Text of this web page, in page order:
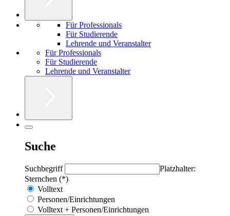
Für Professionals
Für Studierende
Lehrende und Veranstalter
Für Professionals
Für Studierende
Lehrende und Veranstalter
Suche
Suchbegriff
Platzhalter:
Sternchen (*)
Volltext
Personen/Einrichtungen
Volltext + Personen/Einrichtungen